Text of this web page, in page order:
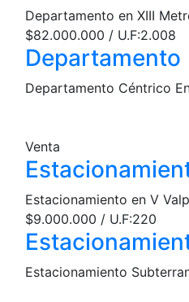
Departamento en XIII
$82.000.000 / U.F:2.008
Departamento
Departamento Céntrico
Venta
Estacionamiento en V
$9.000.000 / U.F:220
Estacionamiento